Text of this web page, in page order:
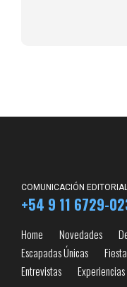
COMUNICACIÓN
+54 9 11 6729-
Home Novedades
Escapadas Únicas
Entrevistas
Experiencias